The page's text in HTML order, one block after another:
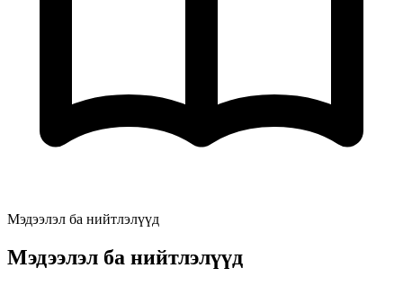
Мэдээлэл ба нийтлэлүүд
Мэдээлэл ба нийтлэлүүд